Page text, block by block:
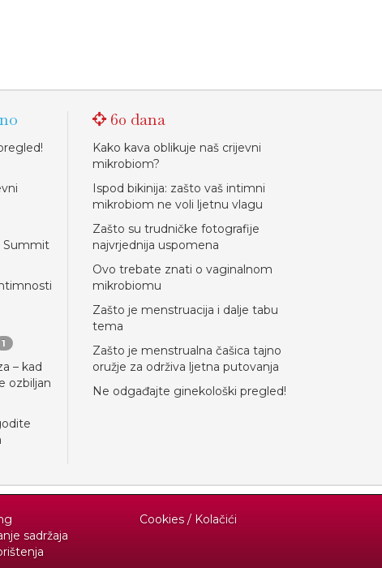
Summit
1
– kad
ozbiljan
60 dana
Kako kava oblikuje naš crijevni
mikrobiom?
Ispod bikinija: zašto vaš intimni
mikrobiom ne voli ljetnu vlagu
Zašto su trudničke fotografije
najvrjednija uspomena
Ovo trebate znati o vaginalnom
mikrobiomu
Zašto je menstruacija i dalje tabu
tema
Zašto je menstrualna čašica tajno
oružje za održiva ljetna putovanja
Ne odgađajte ginekološki pregled!
sadržaja
Cookies / Kolačići